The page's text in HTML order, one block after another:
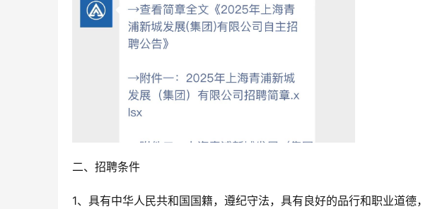
二、招聘条件
1、具有中华人民共和国国籍，遵纪守法，具有良好的品行和职业道德